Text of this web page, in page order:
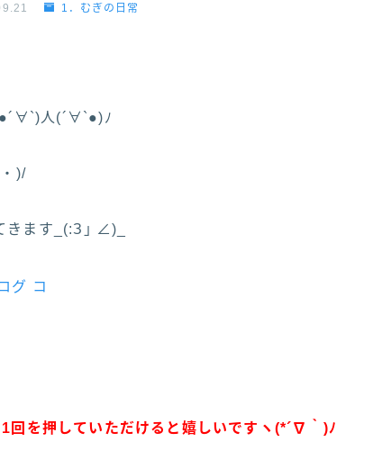
1．むぎの日常
人(´∀`●)ﾉ
)/
きます_(:З｣ ∠)_
回を押していただけると嬉しいですヽ(*´∇｀)ﾉ